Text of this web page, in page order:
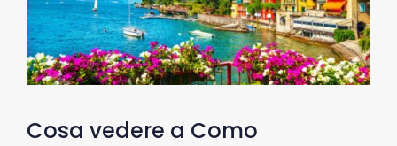
Cosa vedere a Como